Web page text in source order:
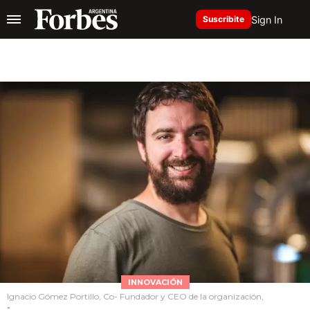
Suscribite Sign In
INNOVACIÓN
Ignacio Gómez Portillo, Co- Fundador y CEO de la organización,
-